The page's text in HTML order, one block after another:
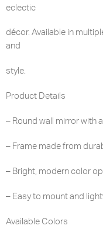
eclectic
décor. Available in
and
style.
Product Details
– Round wall mirror with
– Frame made from
– Bright, modern color
– Easy to mount and
Available Colors